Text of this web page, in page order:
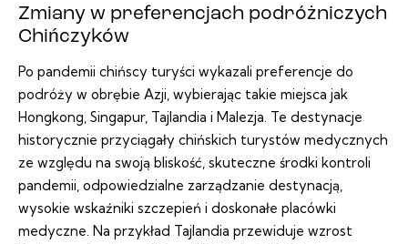
Zmiany w preferencjach podróżniczych
Chińczyków
Po pandemii chińscy turyści wykazali preferencje do
podróży w obrębie Azji, wybierając takie miejsca jak
Hongkong, Singapur, Tajlandia i Malezja. Te destynacje
historycznie przyciągały chińskich turystów medycznych
ze względu na swoją bliskość, skuteczne środki kontroli
pandemii, odpowiedzialne zarządzanie destynacją,
wysokie wskaźniki szczepień i doskonałe placówki
medyczne. Na przykład Tajlandia przewiduje wzrost